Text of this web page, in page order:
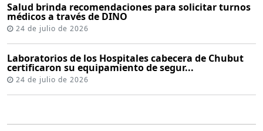
Salud brinda recomendaciones para solicitar turnos
médicos a través de DINO
24 de julio de 2026
Laboratorios de los Hospitales cabecera de Chubut
certificaron su equipamiento de segur...
24 de julio de 2026